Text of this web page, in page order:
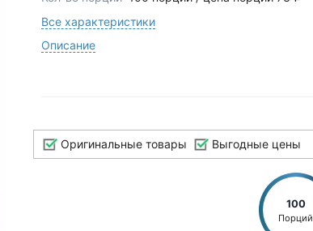
Все характеристики
Описание
Оригинальные товары Выгодные цены
100
Порций